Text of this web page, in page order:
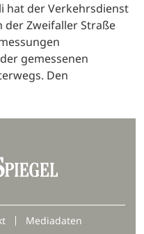
hat der Verkehrsdienst
der Zweifaller Straße
gemessenen
Den
Mediadaten